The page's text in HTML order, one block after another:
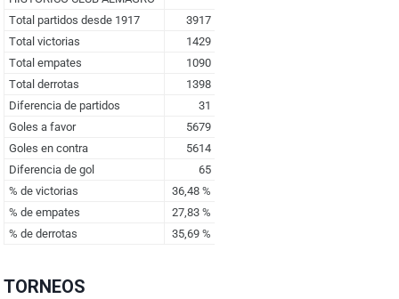
TORNEOS